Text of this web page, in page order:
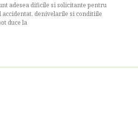
adesea dificile si solicitante pentru
accidentat, denivelarile si conditiile
duce la